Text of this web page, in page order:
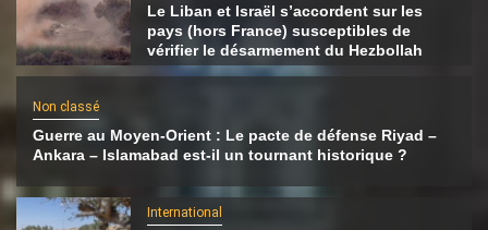
Le Liban et Israël s’accordent sur les
pays (hors France) susceptibles de
vérifier le désarmement du Hezbollah
Non classé
Guerre au Moyen-Orient : Le pacte de défense Riyad –
Ankara – Islamabad est-il un tournant historique ?
International